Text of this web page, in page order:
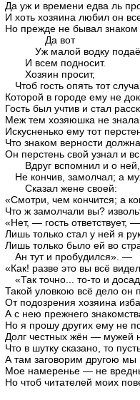
Да уж и времени едва ль
И хоть хозяина любил он
Но прежде не бывал знаком
Да вот
Уж малой водку
И всем подносит.
Хозяин просит,
Чтоб гость опять тот
Которой в городе ему не
Гость был учтив и стал
Меж тем хозяюшка не
Искусненько ему тот
Что знаком верности
Он перстень свой узнал и
Вдруг вспомнил и о ней,
Не кончив, замолчал; а
Сказал жене своей:
«Смотри, чем кончится; а
Что ж замолчали вы?
«Нет, — гость ответствует,
Лишь только стал у ней я
Лишь только было ей во
Ан тут и пробудился». —
«Как! разве это вы всё
«Так точно... то-то и
Такой уловкою всё дело он
От подозрения хозяина
А с нею прежнего
Но я прошу других ему не
Долг честных жён — мужей
Что в шутку сказано, то
А там заговорим другою мы
Мое намеренье — не
Но чтоб читателей моих